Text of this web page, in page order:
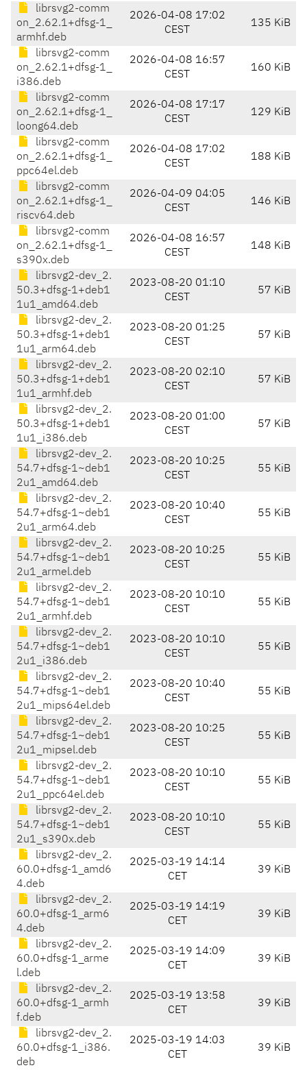
librsvg2-comm
on_2.62.1+dfsg-1_
armhf.deb
2026-04-08 17:02
CEST
135 KiB
librsvg2-comm
on_2.62.1+dfsg-1_
i386.deb
2026-04-08 16:57
CEST
160 KiB
librsvg2-comm
on_2.62.1+dfsg-1_
loong64.deb
2026-04-08 17:17
CEST
129 KiB
librsvg2-comm
on_2.62.1+dfsg-1_
ppc64el.deb
2026-04-08 17:02
CEST
188 KiB
librsvg2-comm
on_2.62.1+dfsg-1_
riscv64.deb
2026-04-09 04:05
CEST
146 KiB
librsvg2-comm
on_2.62.1+dfsg-1_
s390x.deb
2026-04-08 16:57
CEST
148 KiB
librsvg2-dev_2.
50.3+dfsg-1+deb1
1u1_amd64.deb
2023-08-20 01:10
CEST
57 KiB
librsvg2-dev_2.
50.3+dfsg-1+deb1
1u1_arm64.deb
2023-08-20 01:25
CEST
57 KiB
librsvg2-dev_2.
50.3+dfsg-1+deb1
1u1_armhf.deb
2023-08-20 02:10
CEST
57 KiB
librsvg2-dev_2.
50.3+dfsg-1+deb1
1u1_i386.deb
2023-08-20 01:00
CEST
57 KiB
librsvg2-dev_2.
54.7+dfsg-1~deb1
2u1_amd64.deb
2023-08-20 10:25
CEST
55 KiB
librsvg2-dev_2.
54.7+dfsg-1~deb1
2u1_arm64.deb
2023-08-20 10:40
CEST
55 KiB
librsvg2-dev_2.
54.7+dfsg-1~deb1
2u1_armel.deb
2023-08-20 10:25
CEST
55 KiB
librsvg2-dev_2.
54.7+dfsg-1~deb1
2u1_armhf.deb
2023-08-20 10:10
CEST
55 KiB
librsvg2-dev_2.
54.7+dfsg-1~deb1
2u1_i386.deb
2023-08-20 10:10
CEST
55 KiB
librsvg2-dev_2.
54.7+dfsg-1~deb1
2u1_mips64el.deb
2023-08-20 10:40
CEST
55 KiB
librsvg2-dev_2.
54.7+dfsg-1~deb1
2u1_mipsel.deb
2023-08-20 10:25
CEST
55 KiB
librsvg2-dev_2.
54.7+dfsg-1~deb1
2u1_ppc64el.deb
2023-08-20 10:10
CEST
55 KiB
librsvg2-dev_2.
54.7+dfsg-1~deb1
2u1_s390x.deb
2023-08-20 10:10
CEST
55 KiB
librsvg2-dev_2.
60.0+dfsg-1_amd6
4.deb
2025-03-19 14:14
CET
39 KiB
librsvg2-dev_2.
60.0+dfsg-1_arm6
4.deb
2025-03-19 14:19
CET
39 KiB
librsvg2-dev_2.
60.0+dfsg-1_arme
l.deb
2025-03-19 14:09
CET
39 KiB
librsvg2-dev_2.
60.0+dfsg-1_armh
f.deb
2025-03-19 13:58
CET
39 KiB
librsvg2-dev_2.
60.0+dfsg-1_i386.
deb
2025-03-19 14:03
CET
39 KiB